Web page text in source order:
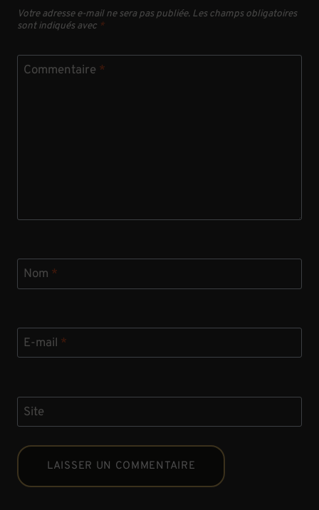
Votre adresse e-mail ne sera pas publiée. Les champs obligatoires
sont indiqués avec *
Commentaire *
Nom *
E-mail *
Site